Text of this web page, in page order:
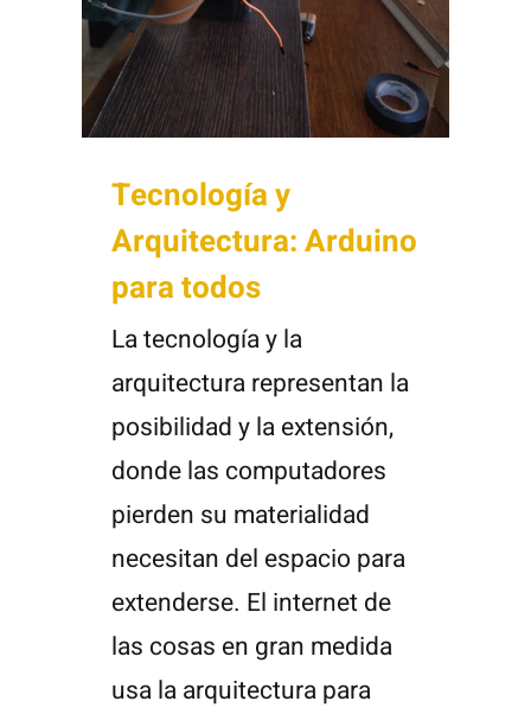
Tecnología y
Arquitectura: Arduino
para todos
La tecnología y la
arquitectura representan la
posibilidad y la extensión,
donde las computadores
pierden su materialidad
necesitan del espacio para
extenderse. El internet de
las cosas en gran medida
usa la arquitectura para